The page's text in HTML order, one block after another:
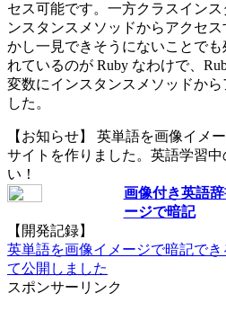
セス可能です。一方クラスイン
ンスタンスメソッドからアクセ
かし一見できそうにないことで
れているのが Ruby なわけで、
変数にインスタンスメソッドか
した。
【お知らせ】 英単語を画像イメ
サイトを作りました。英語学習
い！
画像付き英語
ージで暗記
【開発記録】
英単語を画像イメージで暗記で
て公開しました
スポンサーリンク